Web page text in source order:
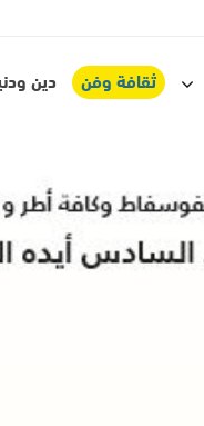
ثقافة وفن دين